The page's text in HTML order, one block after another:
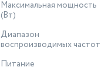
Максимальная мощность
(Вт)
Диапазон
воспроизводимых частот
Питание